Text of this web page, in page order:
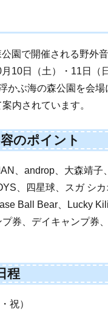
園で開催される野外
10日（土）・11日（
かぶ海の森公園を会場
内されています。
のポイント
、androp、大森靖子
、四星球、スガ シ
Ball Bear、Lucky
券、デイキャンプ券
程
祝）